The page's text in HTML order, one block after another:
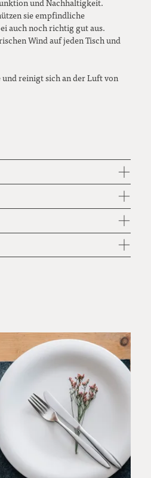
und Nachhaltigkeit.
sie empfindliche
auch noch richtig gut aus.
Wind auf jeden Tisch und
reinigt sich an der Luft von